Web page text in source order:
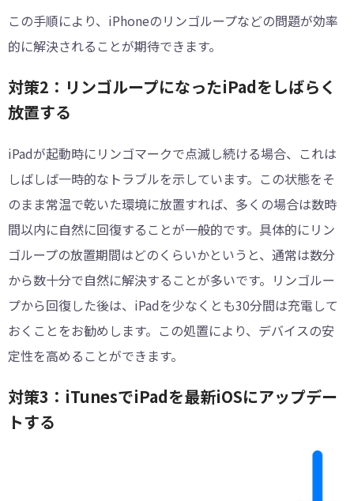
この手順により、iPhoneのリンゴループなどの問題が効率
的に解決されることが期待できます。
対策2：リンゴループになったiPadをしばらく
放置する
iPadが起動時にリンゴマークで点滅し続ける場合、これは
しばしば一時的なトラブルを示しています。この状態をそ
のまま常温で乾いた環境に放置すれば、多くの場合は数時
間以内に自然に回復することが一般的です。具体的にリン
ゴループの放置期間はどのくらいかというと、通常は数分
から数十分で自然に解決することが多いです。リンゴルー
プから回復した後は、iPadを少なくとも30分間は充電して
おくことをお勧めします。この処置により、デバイスの安
定性を高めることができます。
対策3：iTunesでiPadを最新iOSにアップデー
トする